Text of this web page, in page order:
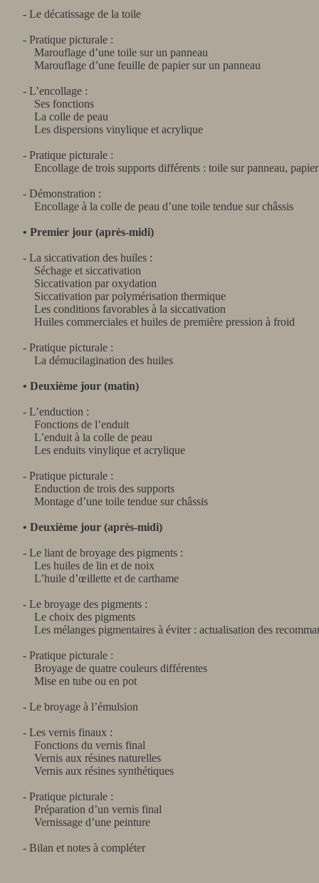
- Le décatissage de la toile
- Pratique picturale :
Marouflage d’une toile sur un panneau
Marouflage d’une feuille de papier sur un panneau
- L’encollage :
Ses fonctions
La colle de peau
Les dispersions vinylique et acrylique
- Pratique picturale :
Encollage de trois supports différents : toile sur panneau,
- Démonstration :
Encollage à la colle de peau d’une toile tendue sur châssis
• Premier jour (après-midi)
- La siccativation des huiles :
Séchage et siccativation
Siccativation par oxydation
Siccativation par polymérisation thermique
Les conditions favorables à la siccativation
Huiles commerciales et huiles de première pression à froid
- Pratique picturale :
La démucilagination des huiles
• Deuxième jour (matin)
- L’enduction :
Fonctions de l’enduit
L’enduit à la colle de peau
Les enduits vinylique et acrylique
- Pratique picturale :
Enduction de trois des supports
Montage d’une toile tendue sur châssis
• Deuxième jour (après-midi)
- Le liant de broyage des pigments :
Les huiles de lin et de noix
L’huile d’œillette et de carthame
- Le broyage des pigments :
Le choix des pigments
Les mélanges pigmentaires à éviter : actualisation des
- Pratique picturale :
Broyage de quatre couleurs différentes
Mise en tube ou en pot
- Le broyage à l’émulsion
- Les vernis finaux :
Fonctions du vernis final
Vernis aux résines naturelles
Vernis aux résines synthétiques
- Pratique picturale :
Préparation d’un vernis final
Vernissage d’une peinture
- Bilan et notes à compléter